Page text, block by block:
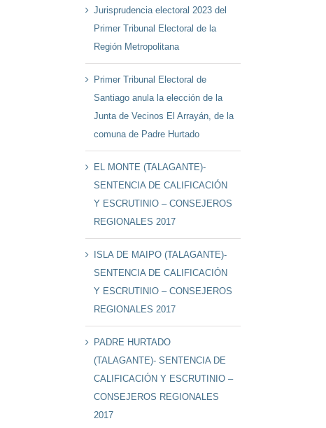
Jurisprudencia electoral 2023 del
Primer Tribunal Electoral de la
Región Metropolitana
Primer Tribunal Electoral de
Santiago anula la elección de la
Junta de Vecinos El Arrayán, de la
comuna de Padre Hurtado
EL MONTE (TALAGANTE)-
SENTENCIA DE CALIFICACIÓN
Y ESCRUTINIO – CONSEJEROS
REGIONALES 2017
ISLA DE MAIPO (TALAGANTE)-
SENTENCIA DE CALIFICACIÓN
Y ESCRUTINIO – CONSEJEROS
REGIONALES 2017
PADRE HURTADO
(TALAGANTE)- SENTENCIA DE
CALIFICACIÓN Y ESCRUTINIO –
CONSEJEROS REGIONALES
2017